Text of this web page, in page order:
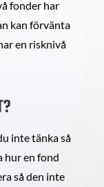
fonder har
kan förvänta
en risknivå
inte tänka så
hur en fond
så den inte